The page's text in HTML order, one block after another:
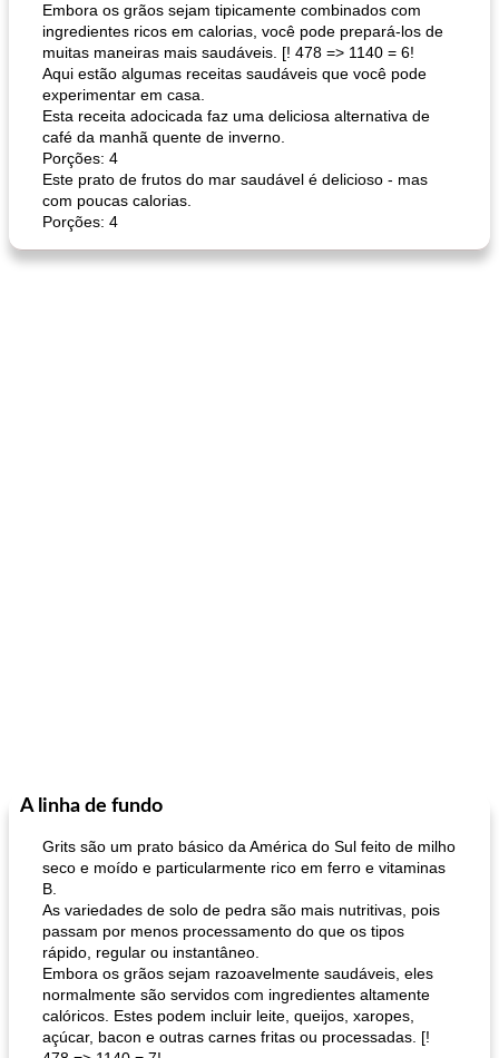
queijo festivo mergulho 'slaw' perfurador de romã temperada
Embora os grãos sejam tipicamente combinados com
ingredientes ricos em calorias, você pode prepará-los de
muitas maneiras mais saudáveis. [! 478 => 1140 = 6!
Aqui estão algumas receitas saudáveis ​​que você pode
experimentar em casa.
Esta receita adocicada faz uma deliciosa alternativa de
café da manhã quente de inverno.
Porções: 4
Este prato de frutos do mar saudável é delicioso - mas
com poucas calorias.
Porções: 4
A linha de fundo
Grits são um prato básico da América do Sul feito de milho
seco e moído e particularmente rico em ferro e vitaminas
B.
As variedades de solo de pedra são mais nutritivas, pois
passam por menos processamento do que os tipos
rápido, regular ou instantâneo.
Embora os grãos sejam razoavelmente saudáveis, eles
normalmente são servidos com ingredientes altamente
calóricos. Estes podem incluir leite, queijos, xaropes,
açúcar, bacon e outras carnes fritas ou processadas. [!